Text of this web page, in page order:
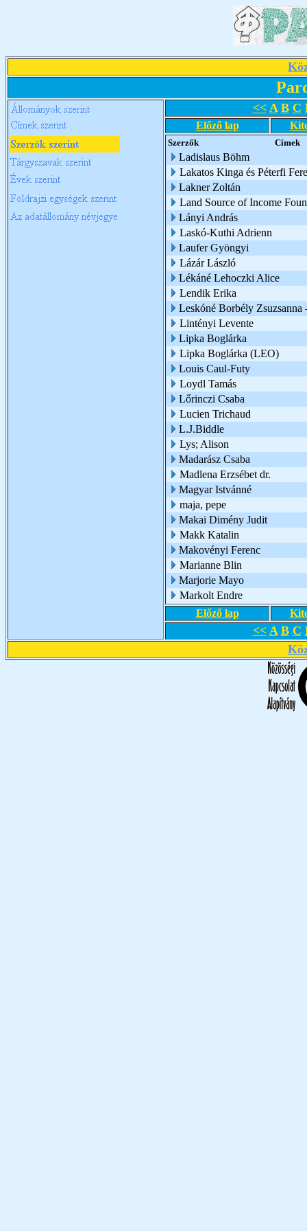
<< A B C
Előző lap
Szerzők Címek
Ladislaus Böhm
Lakatos Kinga és Péterfi
Lakner Zoltán
Land Source of Income
Lányi András
Laskó-Kuthi Adrienn
Laufer Gyöngyi
Lázár László
Lékáné Lehoczki Alice
Lendik Erika
Leskóné Borbély Zsuzsanna
Lintényi Levente
Lipka Boglárka
Lipka Boglárka (LEO)
Louis Caul-Futy
Loydl Tamás
Lőrinczi Csaba
Lucien Trichaud
L.J.Biddle
Lys; Alison
Madarász Csaba
Madlena Erzsébet dr.
Magyar Istvánné
maja, pepe
Makai Dimény Judit
Makk Katalin
Makovényi Ferenc
Marianne Blin
Marjorie Mayo
Markolt Endre
Előző lap
<< A B C